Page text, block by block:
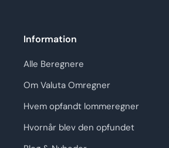
Information
Alle Beregnere
Om Valuta Omregner
Hvem opfandt lommeregner
Hvornår blev den opfundet